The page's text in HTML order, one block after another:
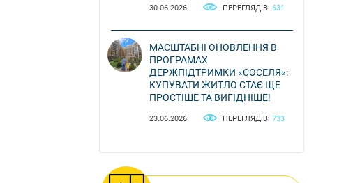
30.06.2026 ПЕРЕГЛЯДІВ: 631
МАСШТАБНІ ОНОВЛЕННЯ В
ПРОГРАМАХ
ДЕРЖПІДТРИМКИ «ЄОСЕЛЯ»:
КУПУВАТИ ЖИТЛО СТАЄ ЩЕ
ПРОСТІШЕ ТА ВИГІДНІШЕ!
23.06.2026 ПЕРЕГЛЯДІВ: 733